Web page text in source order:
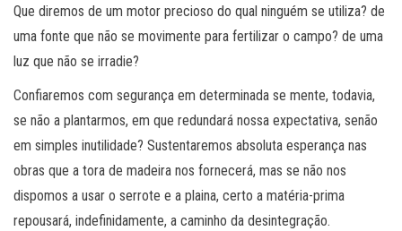
Que diremos de um motor precioso do qual ninguém se utiliza? de
uma fonte que não se movimente para fertilizar o campo? de uma
luz que não se irradie?
Confiaremos com segurança em determinada se mente, todavia,
se não a plantarmos, em que redundará nossa expectativa, senão
em simples inutilidade? Sustentaremos absoluta esperança nas
obras que a tora de madeira nos fornecerá, mas se não nos
dispomos a usar o serrote e a plaina, certo a matéria-prima
repousará, indefinidamente, a caminho da desintegração.